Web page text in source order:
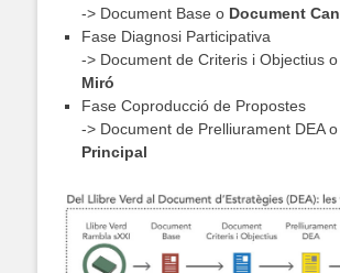
-> Document Base o Document
Fase Diagnosi Participativa
-> Document de Criteris i Objectius o
Miró
Fase Coproducció de Propostes
-> Document de Prelliurament DEA o
Principal